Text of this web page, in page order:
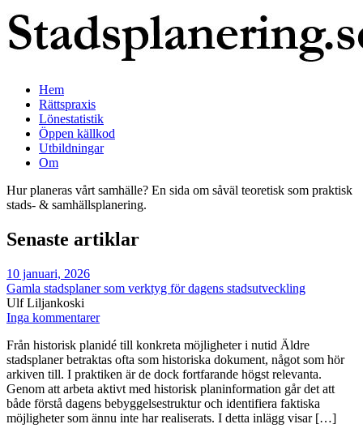
Hem
Rättspraxis
Lönestatistik
Öppen källkod
Utbildningar
Om
Hur planeras vårt samhälle? En sida om såväl teoretisk som praktisk
stads- & samhällsplanering.
Senaste artiklar
10 januari, 2026
Gamla stadsplaner som verktyg för dagens stadsutveckling
Ulf Liljankoski
Inga kommentarer
Från historisk planidé till konkreta möjligheter i nutid Äldre
stadsplaner betraktas ofta som historiska dokument, något som hör
arkiven till. I praktiken är de dock fortfarande högst relevanta.
Genom att arbeta aktivt med historisk planinformation går det att
både förstå dagens bebyggelsestruktur och identifiera faktiska
möjligheter som ännu inte har realiserats. I detta inlägg visar […]